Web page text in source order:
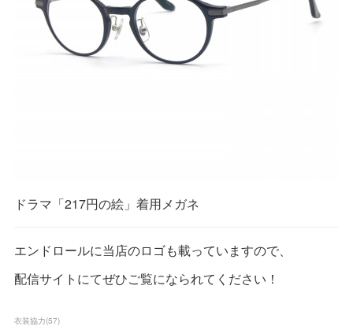
ドラマ「217円の絵」着用メガネ
エンドロールに当店のロゴも載っていますので、
配信サイトにてぜひご覧になられてください！
衣装協力(57)